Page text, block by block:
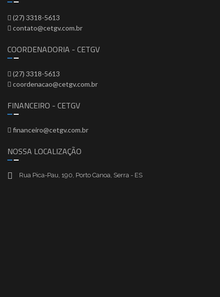
(27) 3318-5613
contato@cetgv.com.br
COORDENADORIA - CETGV
(27) 3318-5613
coordenacao@cetgv.com.br
FINANCEIRO - CETGV
financeiro@cetgv.com.br
NOSSA LOCALIZAÇÃO
Rua Pica-Pau, 190, Porto Canoa, Serra - ES